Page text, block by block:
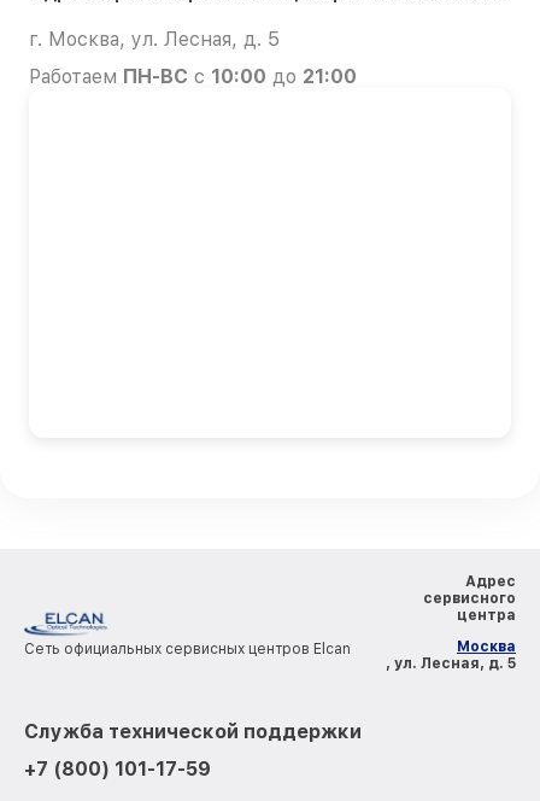
г. Москва, ул. Лесная, д. 5
Работаем ПН-ВС с 10:00 до 21:00
Сеть официальных сервисных центров Elcan
Адрес
сервисного
центра
Москва
, ул. Лесная, д. 5
Служба технической поддержки
+7 (800) 101-17-59